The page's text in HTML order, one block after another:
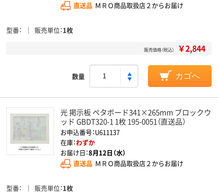
直送品 ＭＲＯ商品取扱店２からお届け
型番 販売単位 1枚
販売価格（税込） ￥2,844
数量 カゴへ
光 掲示板 ペタボード341×265mm ブロックウ
ッド GBDT320-1 1枚 195-0051（直送品）
お申込番号：U611137
在庫：わずか
お届け日：8月12日（水）
直送品 ＭＲＯ商品取扱店２からお届け
型番 販売単位 1枚